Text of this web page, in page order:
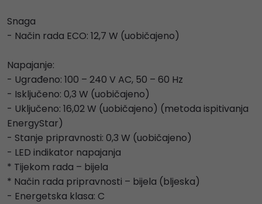
Snaga
- Način rada ECO: 12,7 W (uobičajeno)
Napajanje:
- Ugrađeno: 100 – 240 V AC, 50 – 60 Hz
- Isključeno: 0,3 W (uobičajeno)
- Uključeno: 16,02 W (uobičajeno) (metoda ispitivanja
EnergyStar)
- Stanje pripravnosti: 0,3 W (uobičajeno)
- LED indikator napajanja
* Tijekom rada – bijela
* Način rada pripravnosti – bijela (bljeska)
- Energetska klasa: C